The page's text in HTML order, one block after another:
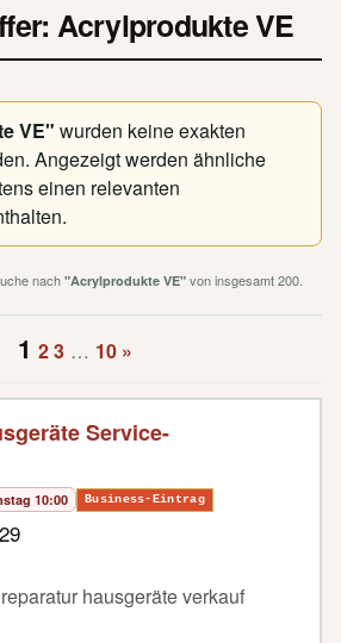
Acrylprodukte VE
VE" wurden keine exakten
Angezeigt werden ähnliche
einen relevanten
nach "Acrylprodukte VE" von insgesamt 200.
1 23 … 10 »
Service-
10:00 Business-Eintrag
hausgeräte verkauf